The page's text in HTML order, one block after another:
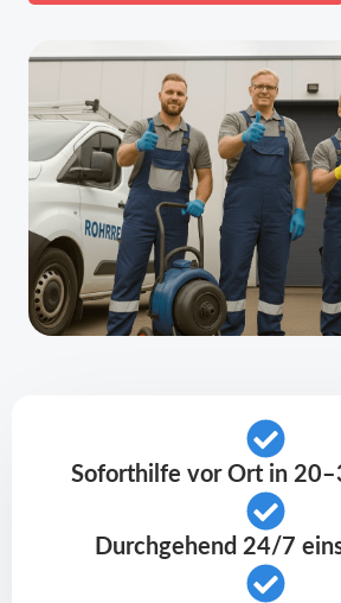
Soforthilfe vor Ort in
Durchgehend 24/7